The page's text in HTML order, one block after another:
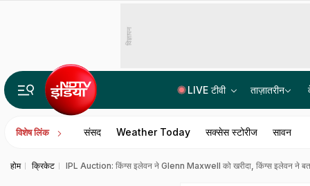
विज्ञापन
LIVE टीवी ताज़ातरीन
विशेष लिंक संसद Weather Today सक्सेस स्टोरीज सावन
होम क्रिकेट IPL Auction: क‍िंग्‍स इलेवन ने Glenn Maxwell को खरीदा, क‍िंग्‍स इलेवन ने